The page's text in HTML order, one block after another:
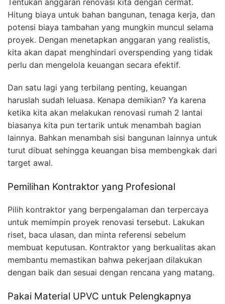
Tentukan anggaran renovasi kita dengan cermat.
Hitung biaya untuk bahan bangunan, tenaga kerja, dan
potensi biaya tambahan yang mungkin muncul selama
proyek. Dengan menetapkan anggaran yang realistis,
kita akan dapat menghindari overspending yang tidak
perlu dan mengelola keuangan secara efektif.
Dan satu lagi yang terbilang penting, keuangan
haruslah sudah leluasa. Kenapa demikian? Ya karena
ketika kita akan melakukan renovasi rumah 2 lantai
biasanya kita pun tertarik untuk menambah bagian
lainnya. Bahkan menambah sisi bangunan lainnya untuk
turut dibuat sehingga keuangan bisa membengkak dari
target awal.
Pemilihan Kontraktor yang Profesional
Pilih kontraktor yang berpengalaman dan terpercaya
untuk memimpin proyek renovasi tersebut. Lakukan
riset, baca ulasan, dan minta referensi sebelum
membuat keputusan. Kontraktor yang berkualitas akan
membantu memastikan bahwa pekerjaan dilakukan
dengan baik dan sesuai dengan rencana yang matang.
Pakai Material UPVC untuk Pelengkapnya